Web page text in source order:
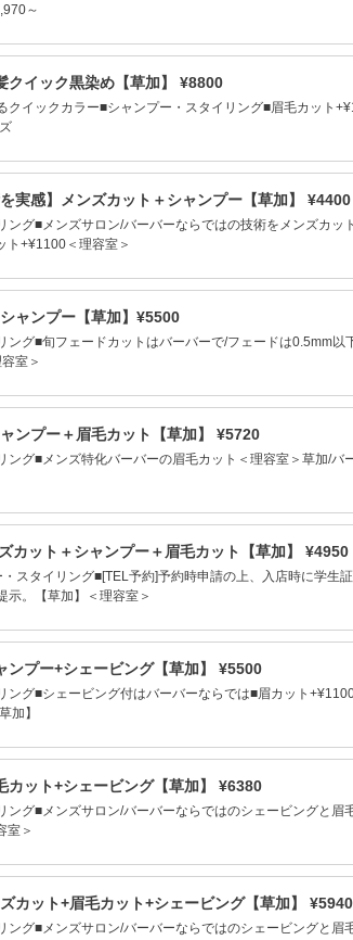
～
クイック黒染め【草加】 ¥8800
クイックカラー■シャンプー・スタイリング■眉毛カット
を実感】メンズカット＋シャンプー【草加】 ¥4400
ング■メンズサロン/バーバーならではの技術をメンズカ
ト+¥1100＜理容室＞
ャンプー【草加】¥5500
ング■旬フェードカットはバーバーで/フェードは0.5mm
室＞
ンプー＋眉毛カット【草加】 ¥5720
ング■メンズ特化バーバーの眉毛カット＜理容室＞草加/バ
カット＋シャンプー＋眉毛カット【草加】 ¥4950
スタイリング■[TEL予約]予約時申請の上、入店時に学生
示。【草加】＜理容室＞
ンプー+シェービング【草加】 ¥5500
ング■シェービング付はバーバーならでは■眉カット
加】
カット+シェービング【草加】 ¥6380
ング■メンズサロン/バーバーならではのシェービングと眉
室＞
ット+眉毛カット+シェービング【草加】 ¥5940
ング■メンズサロン/バーバーならではのシェービングと眉